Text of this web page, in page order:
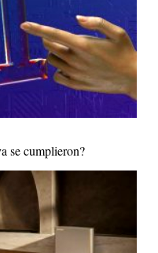
se cumplieron?